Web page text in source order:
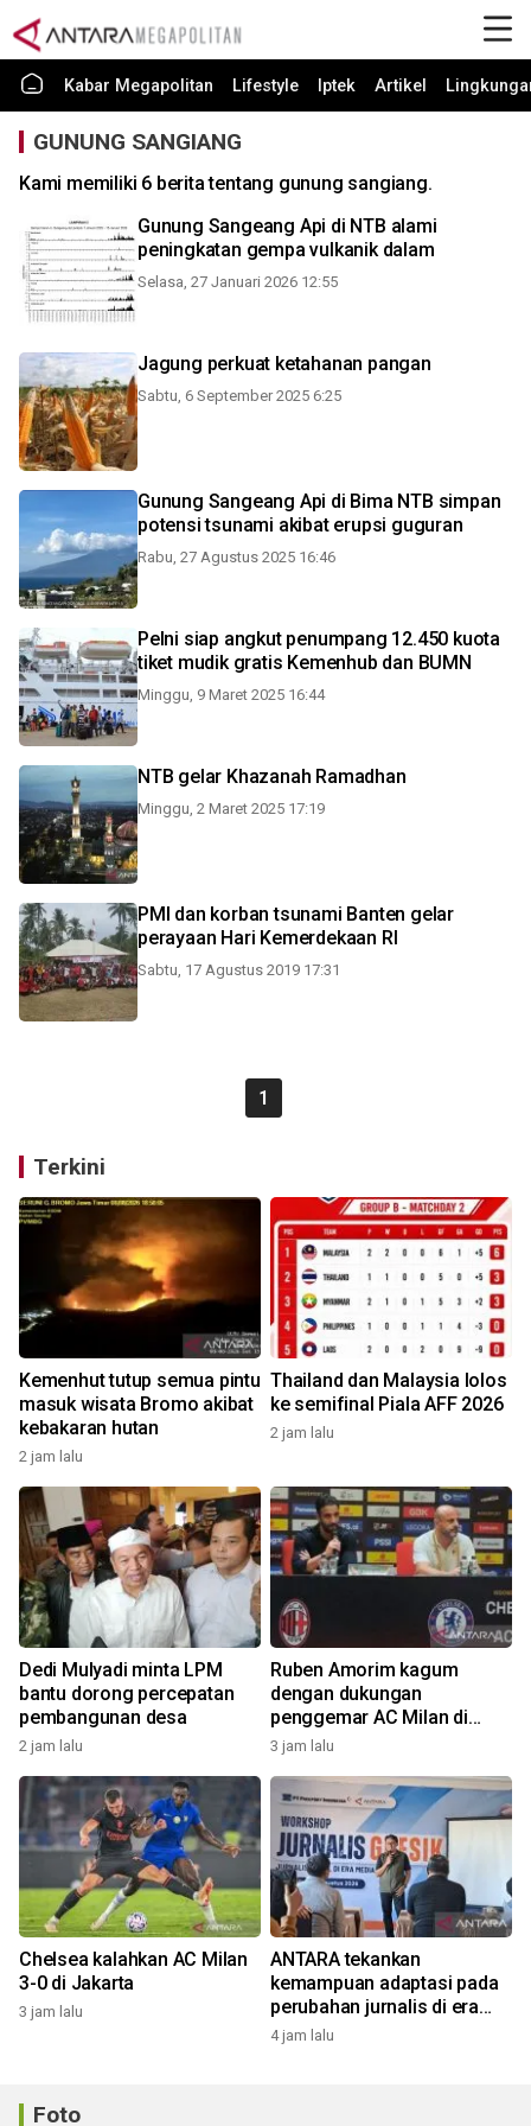
Kabar Megapolitan Lifestyle Iptek Artikel
GUNUNG SANGIANG
Kami memiliki 6 berita tentang gunung sangiang.
Gunung Sangeang Api di NTB alami
peningkatan gempa vulkanik dalam
Selasa, 27 Januari 2026 12:55
Jagung perkuat ketahanan pangan
Sabtu, 6 September 2025 6:25
Gunung Sangeang Api di Bima NTB simpan
potensi tsunami akibat erupsi guguran
Rabu, 27 Agustus 2025 16:46
Pelni siap angkut penumpang 12.450 kuota
tiket mudik gratis Kemenhub dan BUMN
Minggu, 9 Maret 2025 16:44
NTB gelar Khazanah Ramadhan
Minggu, 2 Maret 2025 17:19
PMI dan korban tsunami Banten gelar
perayaan Hari Kemerdekaan RI
Sabtu, 17 Agustus 2019 17:31
1
Terkini
Kemenhut tutup semua pintu
masuk wisata Bromo akibat
kebakaran hutan
2 jam lalu
Thailand dan Malaysia lolos
ke semifinal Piala AFF 2026
2 jam lalu
Dedi Mulyadi minta LPM
bantu dorong percepatan
pembangunan desa
2 jam lalu
Ruben Amorim kagum
dengan dukungan
penggemar AC Milan di
Indonesia
3 jam lalu
Chelsea kalahkan AC Milan
3-0 di Jakarta
3 jam lalu
ANTARA tekankan
kemampuan adaptasi pada
perubahan jurnalis di era
digital
4 jam lalu
Foto